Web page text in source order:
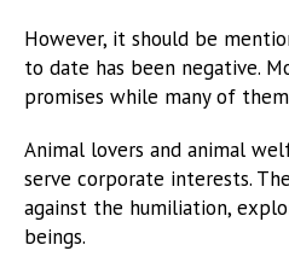
However, it should be
to date has been negative.
promises while many of
Animal lovers and animal
serve corporate interests.
against the humiliation,
beings.